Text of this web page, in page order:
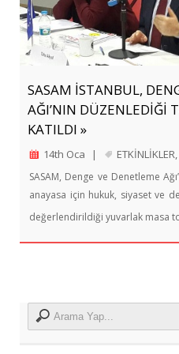
SASAM İSTANBUL,
AĞI’NIN DÜZENLEDİĞİ
KATILDI »
14th Oca | ETKİNLİKLER,
SASAM, Denge ve Denetleme
anayasa için hukuk, siyaset ve
değerlendirildiği yuvarlak masa